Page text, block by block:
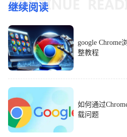
继续阅读
google Chrome
整教程
如何通过
载问题